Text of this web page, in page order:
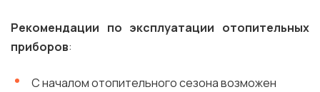
Рекомендации по эксплуатации отопительных
приборов:
С началом отопительного сезона возможен